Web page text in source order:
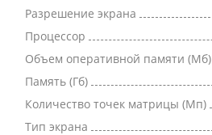
Разрешение экрана
Процессор
Объем оперативной памяти (Мб)
Память (Гб)
Количество точек матрицы (Мп)
Тип экрана